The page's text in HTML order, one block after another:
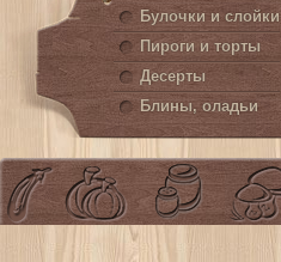
Булочки и слойки
Пироги и торты
Десерты
Блины, оладьи